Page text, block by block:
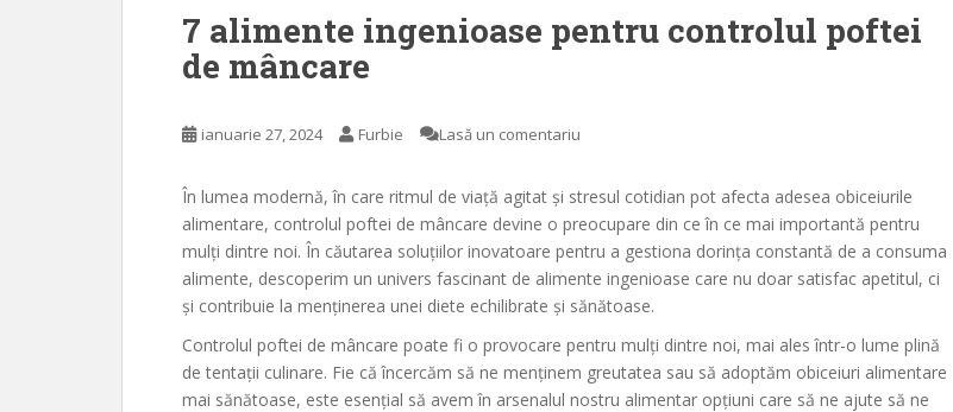
7 alimente ingenioase pentru controlul poftei
de mâncare
ianuarie 27, 2024 Furbie Lasă un comentariu
În lumea modernă, în care ritmul de viață agitat și stresul cotidian pot afecta adesea obiceiurile
alimentare, controlul poftei de mâncare devine o preocupare din ce în ce mai importantă pentru
mulți dintre noi. În căutarea soluțiilor inovatoare pentru a gestiona dorința constantă de a consuma
alimente, descoperim un univers fascinant de alimente ingenioase care nu doar satisfac apetitul, ci
și contribuie la menținerea unei diete echilibrate și sănătoase.
Controlul poftei de mâncare poate fi o provocare pentru mulți dintre noi, mai ales într-o lume plină
de tentații culinare. Fie că încercăm să ne menținem greutatea sau să adoptăm obiceiuri alimentare
mai sănătoase, este esențial să avem în arsenalul nostru alimentar opțiuni care să ne ajute să ne